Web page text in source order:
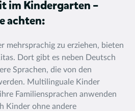
im Kindergarten –
achten:
mehrsprachig zu erziehen, bieten
Dort gibt es neben Deutsch
Sprachen, die von den
Multilinguale Kinder
Familiensprachen anwenden
Kinder ohne andere